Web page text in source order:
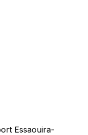
Essaouira-